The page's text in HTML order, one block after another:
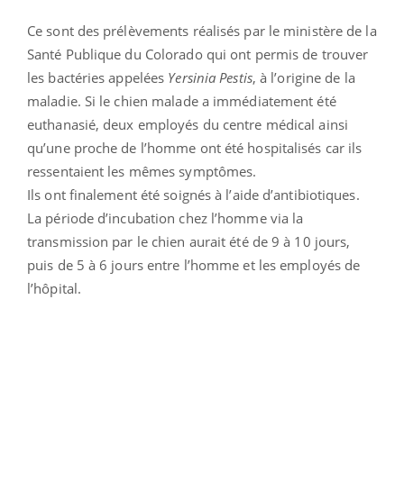
Ce sont des prélèvements réalisés par le ministère de la
Santé Publique du Colorado qui ont permis de trouver
les bactéries appelées Yersinia Pestis, à l’origine de la
maladie. Si le chien malade a immédiatement été
euthanasié, deux employés du centre médical ainsi
qu’une proche de l’homme ont été hospitalisés car ils
ressentaient les mêmes symptômes.
Ils ont finalement été soignés à l’aide d’antibiotiques.
La période d’incubation chez l’homme via la
transmission par le chien aurait été de 9 à 10 jours,
puis de 5 à 6 jours entre l’homme et les employés de
l’hôpital.